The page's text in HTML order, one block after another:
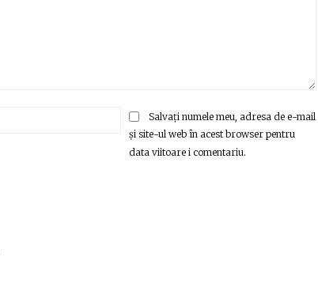
Email:*Salvați numele meu, adresa de e-mail
și site-ul web în acest browser pentru
data viitoare i comentariu.